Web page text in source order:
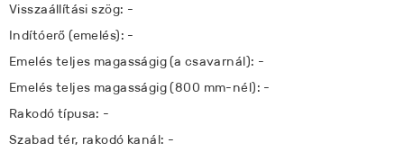
Visszaállítási szög: -
Indítóerő (emelés): -
Emelés teljes magasságig (a csavarnál): -
Emelés teljes magasságig (800 mm-nél): -
Rakodó típusa: -
Szabad tér, rakodó kanál: -